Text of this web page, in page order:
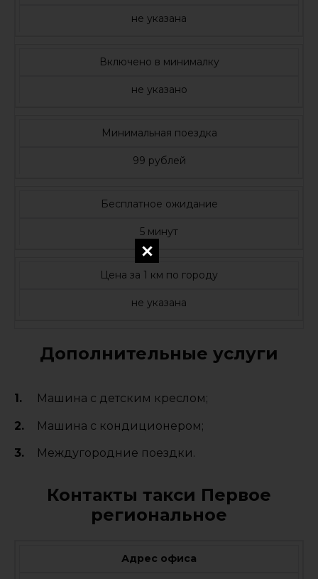
не указана
Включено в минималку
не указано
Минимальная поездка
99 рублей
Бесплатное ожидание
5 минут
Цена за 1 км по городу
не указана
Дополнительные услуги
Машина с детским креслом;
Машина с кондиционером;
Междугородние поездки.
Контакты такси Первое
региональное
Адрес офиса